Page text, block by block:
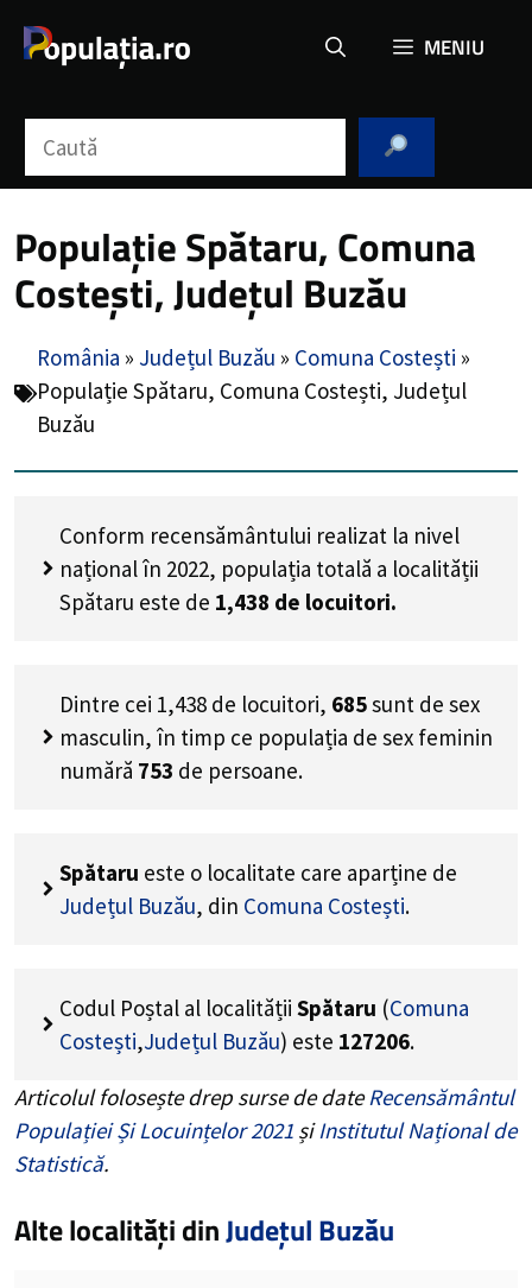
MENIU
Populație Spătaru, Comuna
Costești, Județul Buzău
România » Județul Buzău » Comuna Costești »
Populație Spătaru, Comuna Costești, Județul
Buzău
Conform recensământului realizat la nivel
național în 2022, populația totală a localității
Spătaru este de 1,438 de locuitori.
Dintre cei 1,438 de locuitori, 685sunt de sex
masculin, în timp ce populația de sex feminin
numără 753 de persoane.
Spătaru este o localitate care aparține de
Județul Buzău, din Comuna Costești.
Codul Poștal al localității Spătaru (Comuna
Costești,Județul Buzău) este 127206.
Articolul folosește drep surse de dateRecensământul
Populației Și Locuințelor 2021 șiInstitutul Național de
Statistică.
Alte localități dinJudețul Buzău